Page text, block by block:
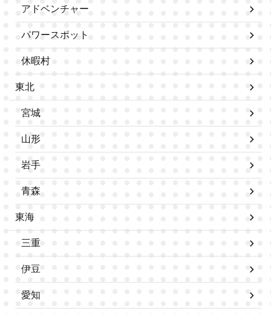
アドベンチャー
パワースポット
休暇村
東北
宮城
山形
岩手
青森
東海
三重
伊豆
愛知